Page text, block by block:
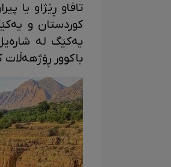
تافاو ڕێژاو یا
کوردستان و
باکوور